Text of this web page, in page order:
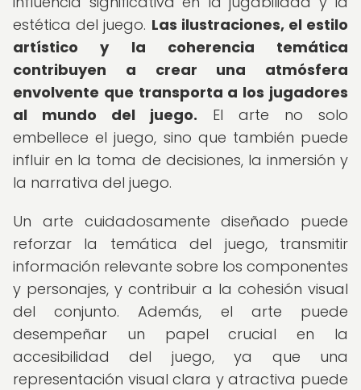
estética del juego. Las ilustraciones, el estilo
artístico y la coherencia temática
contribuyen a crear una atmósfera
envolvente que transporta a los jugadores
al mundo del juego. El arte no solo
embellece el juego, sino que también puede
influir en la toma de decisiones, la inmersión y
la narrativa del juego.
Un arte cuidadosamente diseñado puede
reforzar la temática del juego, transmitir
información relevante sobre los componentes
y personajes, y contribuir a la cohesión visual
del conjunto. Además, el arte puede
desempeñar un papel crucial en la
accesibilidad del juego, ya que una
representación visual clara y atractiva puede